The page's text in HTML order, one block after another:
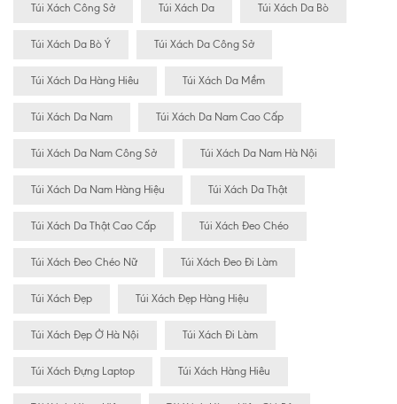
Túi Xách Công Sở Túi Xách Da Túi Xách Da Bò
Túi Xách Da Bò Ý Túi Xách Da Công Sở
Túi Xách Da Hàng Hiêu Túi Xách Da Mềm
Túi Xách Da Nam Túi Xách Da Nam Cao Cấp
Túi Xách Da Nam Công Sở Túi Xách Da Nam Hà Nội
Túi Xách Da Nam Hàng Hiệu Túi Xách Da Thật
Túi Xách Da Thật Cao Cấp Túi Xách Đeo Chéo
Túi Xách Đeo Chéo Nữ Túi Xách Đeo Đi Làm
Túi Xách Đẹp Túi Xách Đẹp Hàng Hiệu
Túi Xách Đẹp Ở Hà Nội Túi Xách Đi Làm
Túi Xách Đựng Laptop Túi Xách Hàng Hiêu